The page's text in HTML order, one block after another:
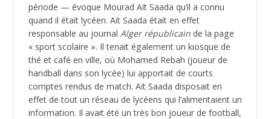
période — évoque Mourad Aït Saada qu’il a connu
quand il était lycéen. Ait Saada était en effet
responsable au journal Alger républicainde la page
« sport scolaire ». Il tenait également un kiosque de
thé et café en ville, où Mohamed Rebah (joueur de
handball dans son lycée) lui apportait de courts
comptes rendus de match. Aït Saada disposait en
effet de tout un réseau de lycéens qui l’alimentaient un
information. Il avait été un très bon joueur de football,